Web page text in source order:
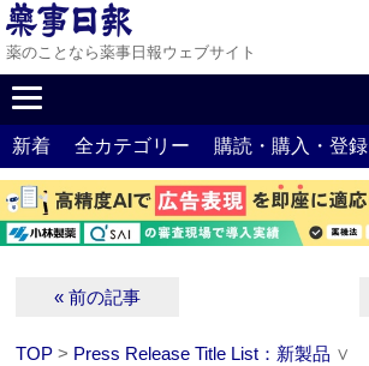
薬のことなら薬事日報ウェブサイト
新着 全カテゴリー 購読・購入・登録
« 前の記事
TOP > Press Release Title List：新製品 ∨